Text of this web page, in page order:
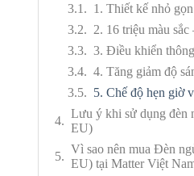
1. Thiết kế nhỏ
2. 16 triệu màu
3. Điều khiển
4. Tăng giảm độ
5. Chế độ hẹn giờ
Lưu ý khi sử dụng đèn
EU)
Vì sao nên mua Đèn
EU) tại Matter Việt